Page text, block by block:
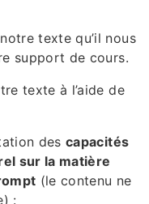
texte qu’il nous
support de cours.
texte à l’aide de
descapacités
sur la matière
(le contenu ne
: